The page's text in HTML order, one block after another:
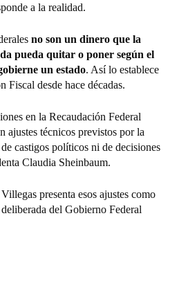
a la realidad.
no son un dinero que la
pueda quitar o poner según el
un estado. Así lo establece
Fiscal desde hace décadas.
en la Recaudación Federal
ajustes técnicos previstos por la
castigos políticos ni de decisiones
Claudia Sheinbaum.
presenta esos ajustes como
del Gobierno Federal